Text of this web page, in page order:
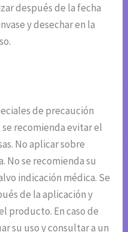
después de la fecha
y desechar en la
de precaución
recomienda evitar el
No aplicar sobre
No se recomienda su
indicación médica. Se
de la aplicación y
producto. En caso de
su uso y consultar a un